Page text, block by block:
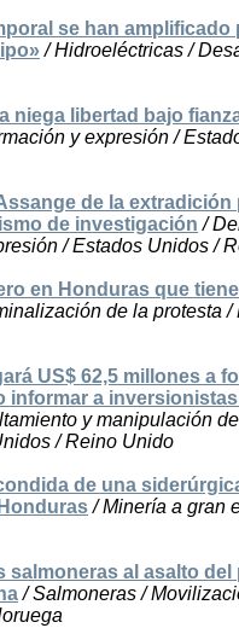
se han amplificado
/ Hidroeléctricas /
niega libertad bajo
y expresión /
de la
de investigación /
/ Estados Unidos /
en Honduras que
de la protesta
US$ 62,5 millones a
informar a
y manipulación
/ Reino Unido
de una
/ Minería a gran
salmoneras al asalto
/ Salmoneras /